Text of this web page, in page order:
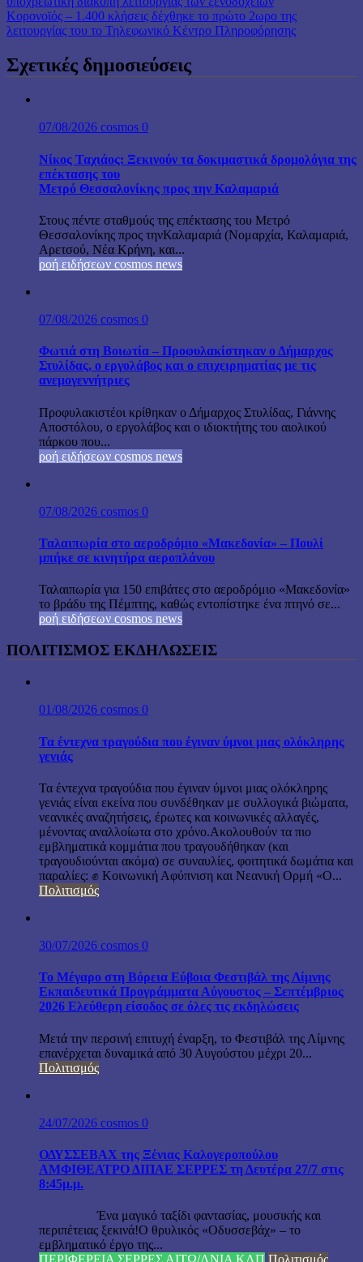
Κορονοϊός – 1.400 κλήσεις δέχθηκε το πρώτο 2ωρο της
λειτουργίας του το Τηλεφωνικό Κέντρο Πληροφόρησης
Σχετικές δημοσιεύσεις
07/08/2026 cosmos 0
Νίκος Ταχιάος: Ξεκινούν τα δοκιμαστικά δρομολόγια της
επέκτασης του
Μετρό Θεσσαλονίκης προς την Καλαμαριά
Στους πέντε σταθμούς της επέκτασης του Μετρό
Θεσσαλονίκης προς τηνΚαλαμαριά (Νομαρχία, Καλαμαριά,
Αρετσού, Νέα Κρήνη, και...
ροή ειδήσεων cosmos news
07/08/2026 cosmos 0
Φωτιά στη Βοιωτία – Προφυλακίστηκαν ο Δήμαρχος
Στυλίδας, ο εργολάβος και ο επιχειρηματίας με τις
ανεμογεννήτριες
Προφυλακιστέοι κρίθηκαν ο Δήμαρχος Στυλίδας, Γιάννης
Αποστόλου, ο εργολάβος και ο ιδιοκτήτης του αιολικού
πάρκου που...
ροή ειδήσεων cosmos news
07/08/2026 cosmos 0
Ταλαιπωρία στο αεροδρόμιο «Μακεδονία» – Πουλί
μπήκε σε κινητήρα αεροπλάνου
Ταλαιπωρία για 150 επιβάτες στο αεροδρόμιο «Μακεδονία»
το βράδυ της Πέμπτης, καθώς εντοπίστηκε ένα πτηνό σε...
ροή ειδήσεων cosmos news
ΠΟΛΙΤΙΣΜΟΣ ΕΚΔΗΛΩΣΕΙΣ
01/08/2026 cosmos 0
Τα έντεχνα τραγούδια που έγιναν ύμνοι μιας ολόκληρης
γενιάς
Τα έντεχνα τραγούδια που έγιναν ύμνοι μιας ολόκληρης
γενιάς είναι εκείνα που συνδέθηκαν με συλλογικά βιώματα,
νεανικές αναζητήσεις, έρωτες και κοινωνικές αλλαγές,
μένοντας αναλλοίωτα στο χρόνο.Ακολουθούν τα πιο
εμβληματικά κομμάτια που τραγουδήθηκαν (και
τραγουδιούνται ακόμα) σε συναυλίες, φοιτητικά δωμάτια και
παραλίες: ✊ Κοινωνική Αφύπνιση και Νεανική Ορμή «Ο...
Πολιτισμός
30/07/2026 cosmos 0
Το Μέγαρο στη Βόρεια Εύβοια Φεστιβάλ της Λίμνης
Εκπαιδευτικά Προγράμματα Αύγουστος – Σεπτέμβριος
2026 Ελεύθερη είσοδος σε όλες τις εκδηλώσεις
Μετά την περσινή επιτυχή έναρξη, το Φεστιβάλ της Λίμνης
επανέρχεται δυναμικά από 30 Αυγούστου μέχρι 20...
Πολιτισμός
24/07/2026 cosmos 0
ΟΔΥΣΣΕΒΑΧ της Ξένιας Καλογεροπούλου
ΑΜΦΙΘΕΑΤΡΟ ΔΙΠΑΕ ΣΕΡΡΕΣ τη Δευτέρα 27/7 στις
8:45μ.μ.
Ένα μαγικό ταξίδι φαντασίας, μουσικής και
περιπέτειας ξεκινά!Ο θρυλικός «Οδυσσεβάχ» – το
εμβληματικό έργο της...
ΠΕΡΙΦΕΡΕΙΑ ΣΕΡΡΕΣ ΑΙΤΩ/ΛΝΙΑ ΚΛΠ Πολιτισμός